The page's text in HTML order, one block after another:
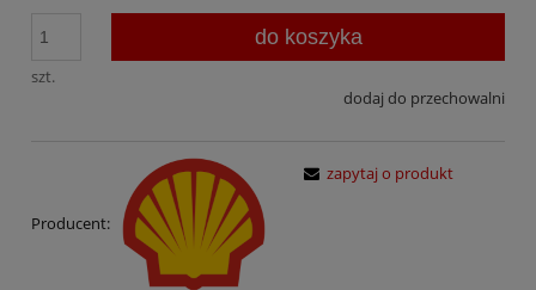
szt.
do koszyka
dodaj do przechowalni
Producent:
zapytaj o produkt